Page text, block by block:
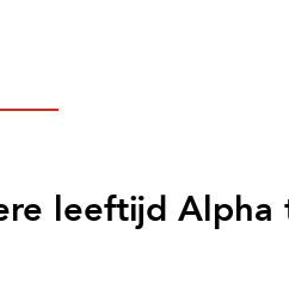
leeftijd Alpha